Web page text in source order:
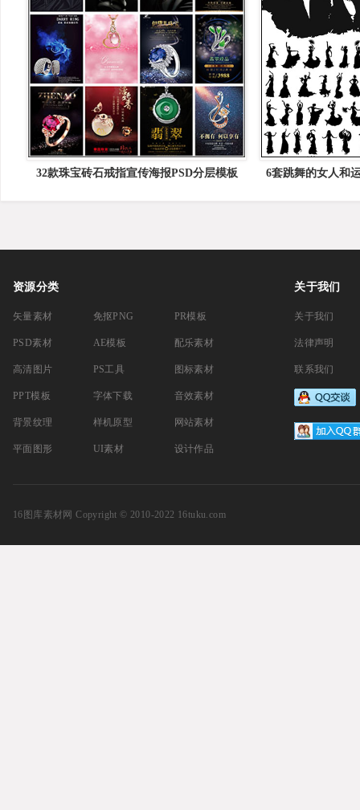
32款珠宝砖石戒指宣传海报PSD分层模板
6套跳舞的女人和
资源分类
矢量素材
PSD素材
高清图片
PPT模板
背景纹理
平面图形
免抠PNG
AE模板
PS工具
字体下载
样机原型
UI素材
PR模板
配乐素材
图标素材
音效素材
网站素材
设计作品
关于我们
关于我们
法律声明
联系我们
16图库素材网 Copyright © 2010-2022 16tuku.com